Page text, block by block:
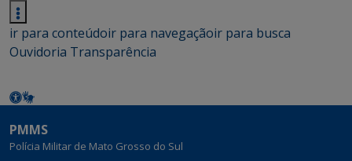
ir para conteúdoir para navegaçãoir para busca
Ouvidoria Transparência
PMMS
Polícia Militar de Mato Grosso do Sul